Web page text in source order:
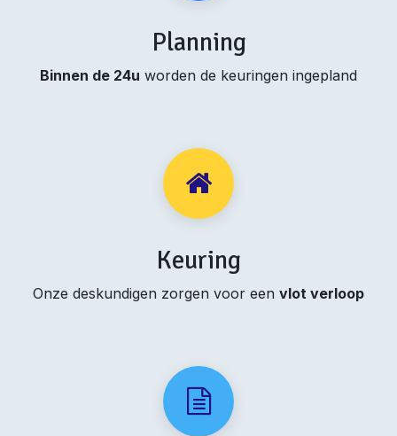
Planning
Binnen de 24u worden de keuringen ingepland
Keuring
Onze deskundigen zorgen voor een vlot verloop